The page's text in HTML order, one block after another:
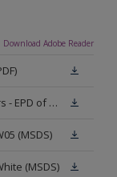
Download Adobe Reader
Sikkens Exterior Solventbased Laquers - EPD of Milieuproductverklaring
(MSDS)
(MSDS)